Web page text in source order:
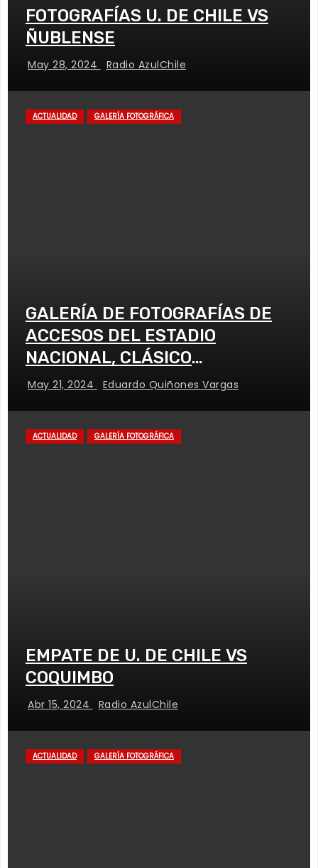
FOTOGRAFÍAS U. DE CHILE VS
ÑUBLENSE
May 28, 2024 Radio AzulChile
ACTUALIDAD GALERÍA FOTOGRÁFICA
GALERÍA DE FOTOGRAFÍAS DE
ACCESOS DEL ESTADIO
NACIONAL, CLÁSICO
UNIVERSITARIO
May 21, 2024 Eduardo Quiñones Vargas
ACTUALIDAD GALERÍA FOTOGRÁFICA
EMPATE DE U. DE CHILE VS
COQUIMBO
Abr 15, 2024 Radio AzulChile
ACTUALIDAD GALERÍA FOTOGRÁFICA